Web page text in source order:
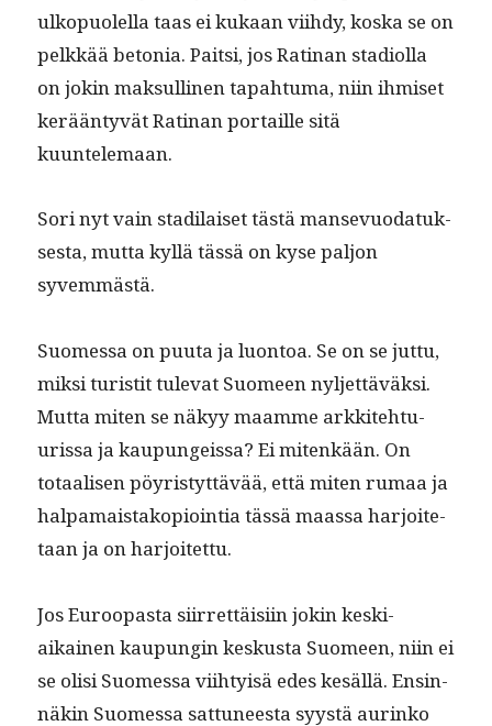
ulkop­uolel­la taas ei kukaan viihdy, kos­ka se on
pelkkää beto­nia. Pait­si, jos Rati­nan sta­di­ol­la
on jokin mak­sulli­nen tapah­tu­ma, niin ihmiset
kerään­tyvät Rati­nan por­taille sitä
kuuntelemaan.
Sori nyt vain stadi­laiset tästä man­se­vuo­datuk­
ses­ta, mut­ta kyl­lä tässä on kyse paljon
syvemmästä.
Suomes­sa on puu­ta ja luon­toa. Se on se jut­tu,
mik­si tur­is­tit tule­vat Suomeen nyl­jet­täväk­si.
Mut­ta miten se näkyy maamme arkkite­htu­
uris­sa ja kaupungeis­sa? Ei mitenkään. On
totaalisen pöyristyt­tävää, että miten rumaa ja
hal­pa­mais­tako­pi­oin­tia tässä maas­sa har­joite­
taan ja on harjoitettu.
Jos Euroopas­ta siir­ret­täisi­in jokin keski­
aikainen kaupun­gin keskus­ta Suomeen, niin ei
se olisi Suomes­sa viihty­isä edes kesäl­lä. Ensin­
näkin Suomes­sa sat­tuneesta syys­tä aurinko